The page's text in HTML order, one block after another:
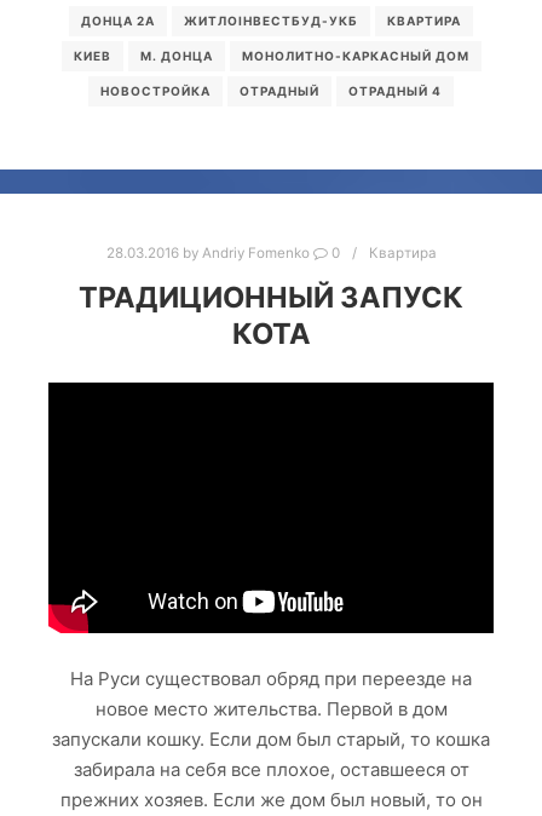
ДОНЦА 2А ЖИТЛОІНВЕСТБУД-УКБ КВАРТИРА
КИЕВ М. ДОНЦА МОНОЛИТНО-КАРКАСНЫЙ ДОМ
НОВОСТРОЙКА ОТРАДНЫЙ ОТРАДНЫЙ 4
28.03.2016by Andriy Fomenko 0 Квартира
ТРАДИЦИОННЫЙ ЗАПУСК
КОТА
На Руси существовал обряд при переезде на
новое место жительства. Первой в дом
запускали кошку. Если дом был старый, то кошка
забирала на себя все плохое, оставшееся от
прежних хозяев. Если же дом был новый, то он